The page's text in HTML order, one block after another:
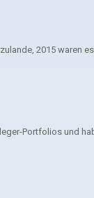
2015 waren
Portfolios und